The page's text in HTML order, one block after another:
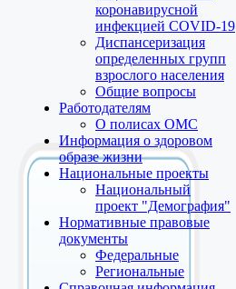
коронавирусной
инфекцией COVID-19
Диспансеризация
определенных групп
взрослого населения
Общие вопросы
Работодателям
О полисах ОМС
Информация о здоровом
образе жизни
Национальные проекты
Национальный
проект "Демография"
Нормативные правовые
документы
Федеральные
Региональные